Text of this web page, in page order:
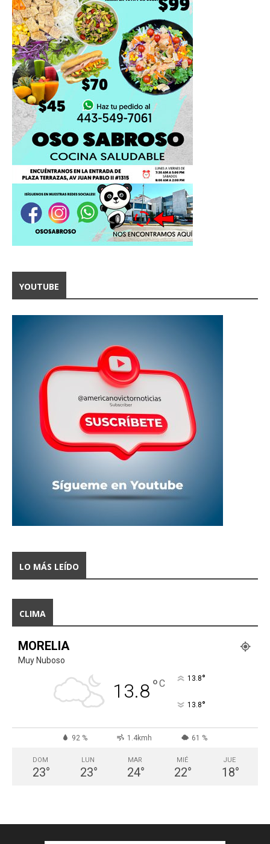
YOUTUBE
LO MÁS LEÍDO
CLIMA
MORELIA
Muy Nuboso
13.8°C 13.8°
13.8°
92 % 1.4kmh 61 %
DOM
23°
LUN
23°
MAR
24°
MIÉ
22°
JUE
18°